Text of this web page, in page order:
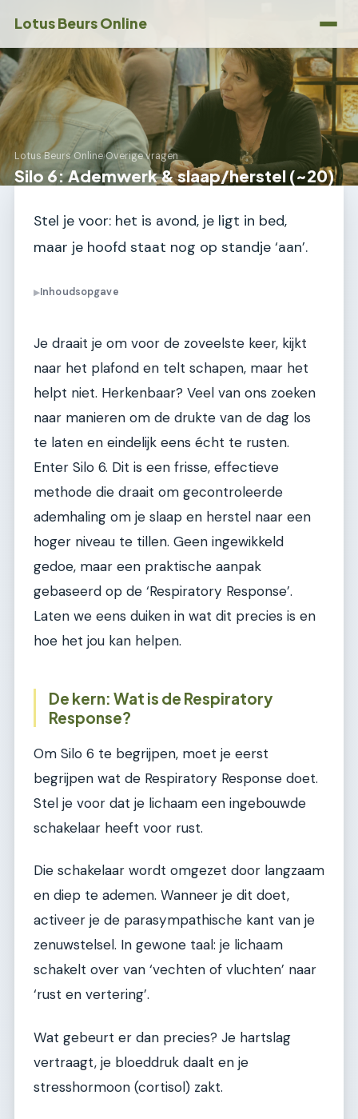
Lotus Beurs Online
Lotus Beurs Online›Overige vragen
Silo 6: Ademwerk & slaap/herstel (~20)
Stel je voor: het is avond, je ligt in bed,
maar je hoofd staat nog op standje ‘aan’.
▶Inhoudsopgave
Je draait je om voor de zoveelste keer, kijkt
naar het plafond en telt schapen, maar het
helpt niet. Herkenbaar? Veel van ons zoeken
naar manieren om de drukte van de dag los
te laten en eindelijk eens écht te rusten.
Enter Silo 6. Dit is een frisse, effectieve
methode die draait om gecontroleerde
ademhaling om je slaap en herstel naar een
hoger niveau te tillen. Geen ingewikkeld
gedoe, maar een praktische aanpak
gebaseerd op de ‘Respiratory Response’.
Laten we eens duiken in wat dit precies is en
hoe het jou kan helpen.
De kern: Wat is de Respiratory
Response?
Om Silo 6 te begrijpen, moet je eerst
begrijpen wat de Respiratory Response doet.
Stel je voor dat je lichaam een ingebouwde
schakelaar heeft voor rust.
Die schakelaar wordt omgezet door langzaam
en diep te ademen. Wanneer je dit doet,
activeer je de parasympathische kant van je
zenuwstelsel. In gewone taal: je lichaam
schakelt over van ‘vechten of vluchten’ naar
‘rust en vertering’.
Wat gebeurt er dan precies? Je hartslag
vertraagt, je bloeddruk daalt en je
stresshormoon (cortisol) zakt.